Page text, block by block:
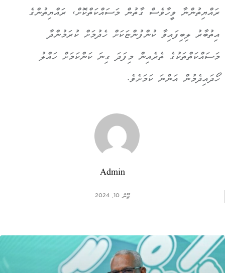
ރައްޔިތުންނާ ވީހާވެސް ގާތުން މަސައްކަތްކޮށް، ރައްޔިތުންގެ
އިތުބާރު ލިބިފައިވާ ކުންފުންޏަކަށް ހެދުމަށް ކުރަމުންދާ
މަސައްކަތްތަކުގެ ތެރެއިން މިފަދަ ގިނަ ކަންކަމަށް ހައްލު
ހޯދައިދެމުން އަންނަ ކަމަށެވެ.
Admin
ޖޫން 10, 2024